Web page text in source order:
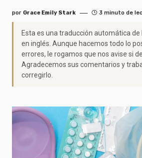
por Grace Emily Stark 3 minuto de
Esta es una traducción automática de
en inglés. Aunque hacemos todo lo
errores, le rogamos que nos avise si
Agradecemos sus comentarios y
corregirlo.